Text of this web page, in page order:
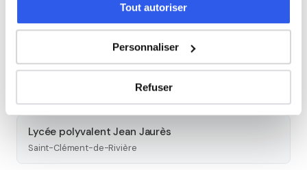
Tout autoriser
Personnaliser
Refuser
Lycée polyvalent Jean Mermoz
Lycée polyvalent Jean Jaurès
Saint-Clément-de-Rivière